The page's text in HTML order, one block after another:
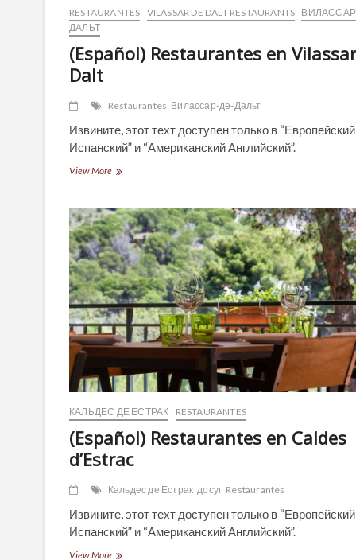
RESTAURANTES VILASSAR DE DALT RESTAURANTS
ДАЛЬТ
(Español) Restaurantes en
Dalt
Restaurantes Вилассар-де-Дальт
Извините, этот техт доступен только в “Европейский
Испанский” и “Американский Английский”.
View More(Español)
Vilassar
de
Dalt
КАЛЬДЕС ДЕ ЕСТРАК RESTAURANTES
(Español) Restaurantes en Caldes
d’Estrac
Кальдес де Естрак досуг Restaurantes
Извините, этот техт доступен только в “Европейский
Испанский” и “Американский Английский”.
View More(Español)